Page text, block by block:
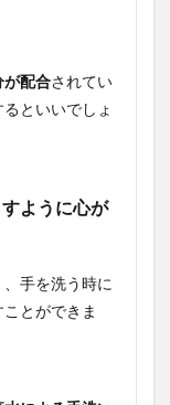
が配合されてい
といいでしょ
ように心が
手を洗う時に
とができま